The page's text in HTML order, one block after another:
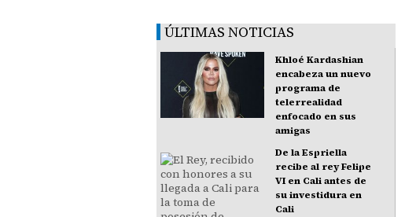
ÚLTIMAS NOTICIAS
Khloé Kardashian
encabeza un nuevo
programa de
telerrealidad
enfocado en sus
amigas
De la Espriella
recibe al rey Felipe
VI en Cali antes de
su investidura en
Cali